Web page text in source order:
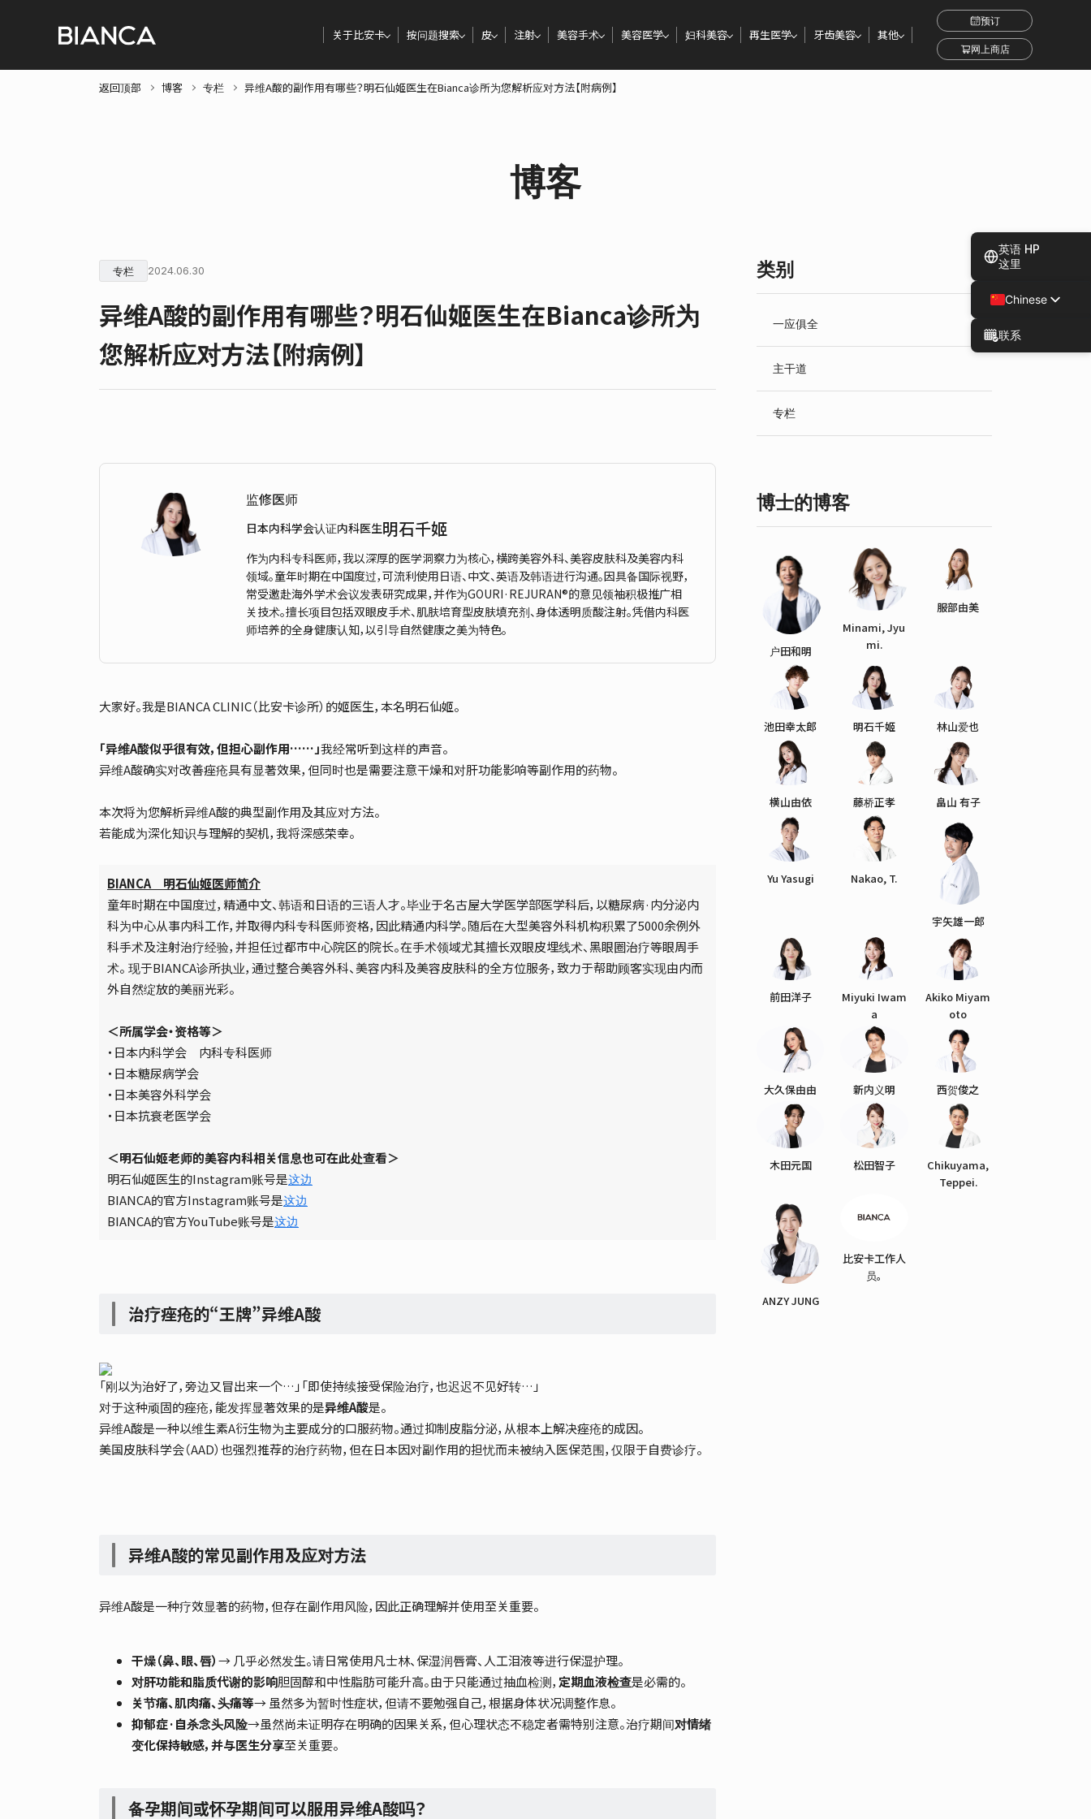
关于比安卡 按问题搜索 皮 注射 美容手术 美容医学 妇科美容 再生医学 牙齿美容 其他
预订
网上商店
返回顶部 博客 专栏 异维A酸的副作用有哪些？明石仙姬医生在Bianca诊所为您解析应对方法【附病例】
博客
专栏 2024.06.30
异维A酸的副作用有哪些？明石仙姬医生在Bianca诊所为
您解析应对方法【附病例】
监修医师
日本内科学会认证内科医生明石千姬
作为内科专科医师，我以深厚的医学洞察力为核心，横跨美容外科、美容皮肤科及美容内科
领域。童年时期在中国度过，可流利使用日语、中文、英语及韩语进行沟通。因具备国际视野，
常受邀赴海外学术会议发表研究成果，并作为GOURI·REJURAN®的意见领袖积极推广相
关技术。擅长项目包括双眼皮手术、肌肤培育型皮肤填充剂、身体透明质酸注射。凭借内科医
师培养的全身健康认知，以引导自然健康之美为特色。
大家好。我是BIANCA CLINIC（比安卡诊所）的姬医生，本名明石仙姬。
「异维A酸似乎很有效，但担心副作用……」我经常听到这样的声音。
异维A酸确实对改善痤疮具有显著效果，但同时也是需要注意干燥和对肝功能影响等副作用的药物。
本次将为您解析异维A酸的典型副作用及其应对方法。
若能成为深化知识与理解的契机，我将深感荣幸。
BIANCA 明石仙姬医师简介
童年时期在中国度过，精通中文、韩语和日语的三语人才。毕业于名古屋大学医学部医学科后，以糖尿病·内分泌内
科为中心从事内科工作，并取得内科专科医师资格，因此精通内科学。随后在大型美容外科机构积累了5000余例外
科手术及注射治疗经验，并担任过都市中心院区的院长。在手术领域尤其擅长双眼皮埋线术、黑眼圈治疗等眼周手
术。 现于BIANCA诊所执业，通过整合美容外科、美容内科及美容皮肤科的全方位服务，致力于帮助顾客实现由内而
外自然绽放的美丽光彩。
＜所属学会・资格等＞
・日本内科学会 内科专科医师
・日本糖尿病学会
・日本美容外科学会
・日本抗衰老医学会
＜明石仙姬老师的美容内科相关信息也可在此处查看＞
明石仙姬医生的Instagram账号是这边
BIANCA的官方Instagram账号是这边
BIANCA的官方YouTube账号是这边
治疗痤疮的“王牌”异维A酸
「刚以为治好了，旁边又冒出来一个…」「即使持续接受保险治疗，也迟迟不见好转…」
对于这种顽固的痤疮，能发挥显著效果的是异维A酸是。
异维A酸是一种以维生素A衍生物为主要成分的口服药物。通过抑制皮脂分泌，从根本上解决痤疮的成因。
美国皮肤科学会（AAD）也强烈推荐的治疗药物，但在日本因对副作用的担忧而未被纳入医保范围，仅限于自费诊疗。
异维A酸的常见副作用及应对方法
异维A酸是一种疗效显著的药物，但存在副作用风险，因此正确理解并使用至关重要。
干燥（鼻、眼、唇）→ 几乎必然发生。请日常使用凡士林、保湿润唇膏、人工泪液等进行保湿护理。
对肝功能和脂质代谢的影响胆固醇和中性脂肪可能升高。由于只能通过抽血检测， 定期血液检查是必需的。
关节痛、肌肉痛、头痛等→ 虽然多为暂时性症状，但请不要勉强自己，根据身体状况调整作息。
抑郁症·自杀念头风险→虽然尚未证明存在明确的因果关系，但心理状态不稳定者需特别注意。治疗期间对情绪
变化保持敏感，并与医生分享至关重要。
备孕期间或怀孕期间可以服用异维A酸吗？
类别
一应俱全
主干道
专栏
博士的博客
户田和明
Minami, Jyu
mi.
服部由美
池田幸太郎 明石千姬 林山爱也
横山由依 藤桥正孝 畠山 有子
Yu Yasugi Nakao, T.
宇矢雄一郎
前田洋子
Miyuki Iwam
a
Akiko Miyam
oto
大久保由由 新内义明 西贺俊之
木田元国 松田智子
Chikuyama,
Teppei.
ANZY JUNG
比安卡工作人
员。
英语 HP
这里
Chinese
Spanish
联系